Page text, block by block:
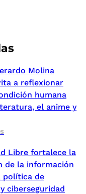
Molina
a reflexionar
humana
el anime y
Libre fortalece la
de la información
política de
ciberseguridad